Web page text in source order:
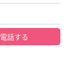
電話する